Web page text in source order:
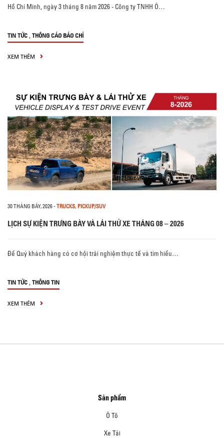
Hồ Chí Minh, ngày 3 tháng 8 năm 2026 - Công ty TNHH Ô…
TIN TỨC , THÔNG CÁO BÁO CHÍ
XEM THÊM
30 THÁNG BẢY, 2026- TRUCKS, PICKUP/SUV
LỊCH SỰ KIỆN TRƯNG BÀY VÀ LÁI THỬ XE THÁNG 08 – 2026
Để Quý khách hàng có cơ hội trải nghiệm thực tế và tìm hiểu…
TIN TỨC , THÔNG TIN
XEM THÊM
Sản phẩm
Ô Tô
Xe Tải